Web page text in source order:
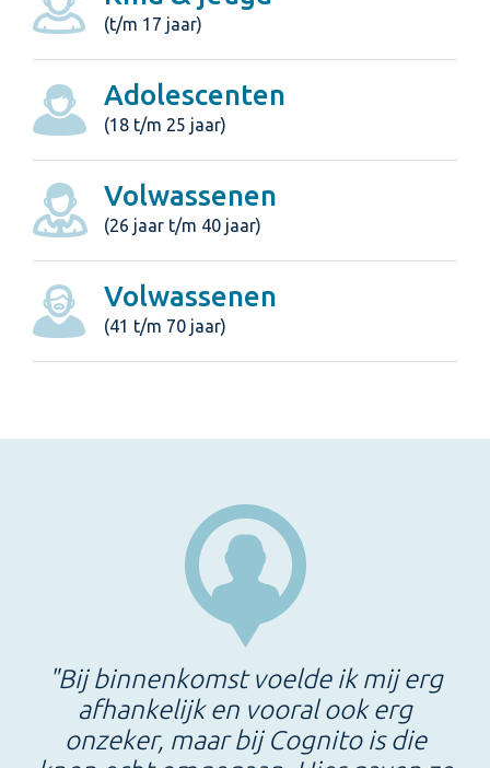
(t/m 17 jaar)
Adolescenten
(18 t/m 25 jaar)
Volwassenen
(26 jaar t/m 40 jaar)
Volwassenen
(41 t/m 70 jaar)
"Bij binnenkomst voelde ik mij erg
afhankelijk en vooral ook erg
onzeker, maar bij Cognito is die